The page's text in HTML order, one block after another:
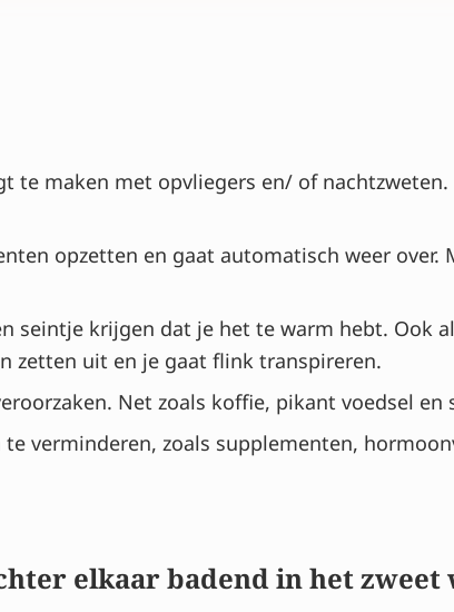
te maken met opvliegers en/ of nachtzweten.
opzetten en gaat automatisch weer over.
seintje krijgen dat je het te warm hebt. Ook
zetten uit en je gaat flink transpireren.
Net zoals koffie, pikant voedsel en
verminderen, zoals supplementen,
elkaar badend in het